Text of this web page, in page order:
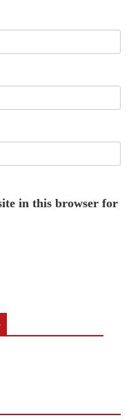
in this browser for